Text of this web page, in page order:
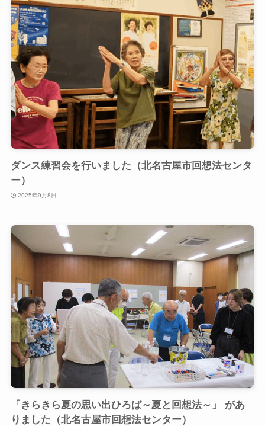
ダンス練習会を行いました（北名古屋市回想法センタ
ー）
2025年9月8日
「きらきら夏の思い出ひろば～夏と回想法～」 があ
りました（北名古屋市回想法センター）